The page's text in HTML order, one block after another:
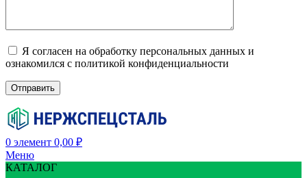
Я согласен на обработку персональных данных и
ознакомился с политикой конфиденциальности
0 элемент 0,00 ₽
Меню
КАТАЛОГ